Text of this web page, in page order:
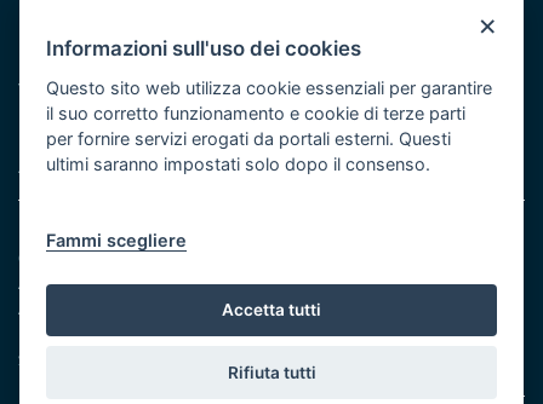
Protezione civile
Vai al sito di Protezione Civile Puglia
Iniziativa finanziata con risorse del POR Puglia 2014/2020 -
Asse XI
Note legali
Cookie e privacy
Amministrazione trasparente
Atti di notifica
Feed RSS
Servizi Intranet
×
Informazioni sull'uso dei cookies
Questo sito web utilizza cookie essenziali per garantire
il suo corretto funzionamento e cookie di terze parti
per fornire servizi erogati da portali esterni. Questi
ultimi saranno impostati solo dopo il consenso.
Fammi scegliere
Accetta tutti
Rifiuta tutti